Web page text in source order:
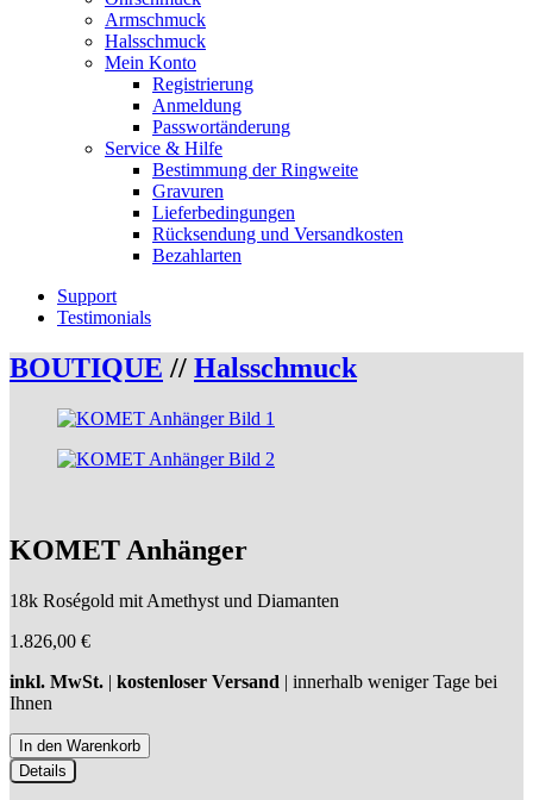
Armschmuck
Halsschmuck
Mein Konto
Registrierung
Anmeldung
Passwortänderung
Service & Hilfe
Bestimmung der Ringweite
Gravuren
Lieferbedingungen
Rücksendung und Versandkosten
Bezahlarten
Support
Testimonials
BOUTIQUE // Halsschmuck
KOMET Anhänger
18k Roségold mit Amethyst und Diamanten
1.826,00 €
inkl. MwSt. | kostenloser Versand | innerhalb weniger Tage bei
Ihnen
Details